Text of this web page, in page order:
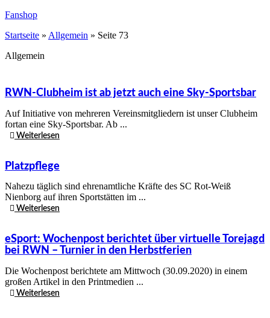
Fanshop
Startseite » Allgemein » Seite 73
Allgemein
RWN-Clubheim ist ab jetzt auch eine Sky-Sportsbar
Auf Initiative von mehreren Vereinsmitgliedern ist unser Clubheim
fortan eine Sky-Sportsbar. Ab ...
Weiterlesen
Platzpflege
Nahezu täglich sind ehrenamtliche Kräfte des SC Rot-Weiß
Nienborg auf ihren Sportstätten im ...
Weiterlesen
eSport: Wochenpost berichtet über virtuelle Torejagd
bei RWN – Turnier in den Herbstferien
Die Wochenpost berichtete am Mittwoch (30.09.2020) in einem
großen Artikel in den Printmedien ...
Weiterlesen